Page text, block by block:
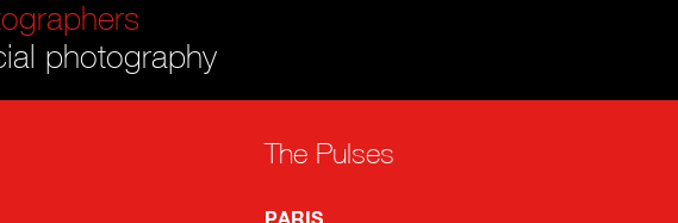
photography
The Pulses
PARIS